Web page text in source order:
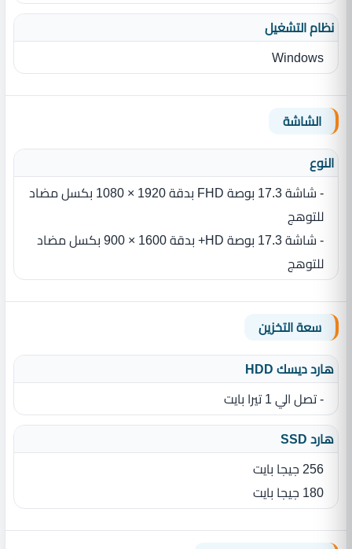
نظام التشغيل
Windows
الشاشة
النوع
- شاشة 17.3 بوصة FHD بدقة 1920 × 1080 بكسل مضاد
للتوهج
- شاشة 17.3 بوصة HD+ بدقة 1600 × 900 بكسل مضاد
للتوهج
سعة التخزين
هارد ديسك HDD
- تصل الي 1 تيرا بايت
هارد SSD
256 جيجا بايت
180 جيجا بايت